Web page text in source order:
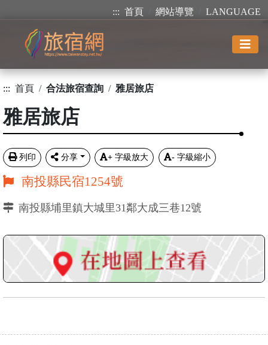
::: 首頁 網站導覽 LANGUAGE
::: 首頁 合法旅宿查詢 雅居旅店
雅居旅店
列印 分享 + 字級放大 - 字級縮小
南投縣民宿1254號
南投縣埔里鎮大城里31鄰大成三巷12號